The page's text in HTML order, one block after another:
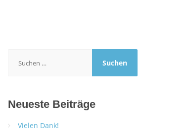
nach:
Neueste Beiträge
Vielen Dank!